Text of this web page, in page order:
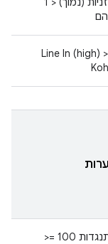
Line In (high)
התנגדות ‎ >= 100